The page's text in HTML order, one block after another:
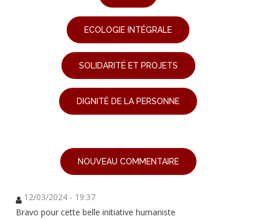
ECOLOGIE INTÉGRALE
SOLIDARITÉ ET PROJETS
DIGNITÉ DE LA PERSONNE
NOUVEAU COMMENTAIRE
12/03/2024 - 19:37
Bravo pour cette belle initiative humaniste